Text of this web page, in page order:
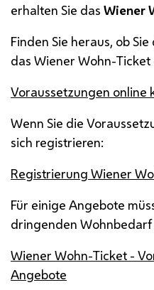
erhalten Sie das Wiener
Finden Sie heraus, ob
das Wiener Wohn-
Voraussetzungen online
Wenn Sie die
sich registrieren:
Registrierung Wiener
Für einige Angebote
dringenden Wohnbedarf
Wiener Wohn-Ticket -
Angebote